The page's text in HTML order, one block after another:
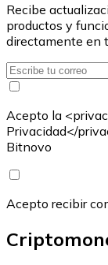
Recibe
productos y
directamente en
Acepto la
Privacidad</
Bitnovo
Acepto recibir